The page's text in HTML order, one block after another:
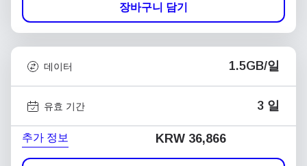
장바구니 담기
데이터 1.5GB/일
유효 기간 3 일
추가 정보 KRW 36,866